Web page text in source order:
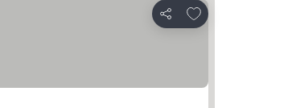
Compartir
Agregar a